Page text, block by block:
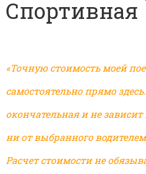
Спортивная
«Точную стоимость моей
самостоятельно прямо
окончательная и не
ни от выбранного
Расчет стоимости не